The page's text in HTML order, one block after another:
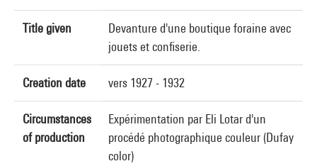
Title given
Devanture d'une boutique foraine avec
jouets et confiserie.
Creation date vers 1927 - 1932
Circumstances
of production
Expérimentation par Eli Lotar d'un
procédé photographique couleur (Dufay
color)